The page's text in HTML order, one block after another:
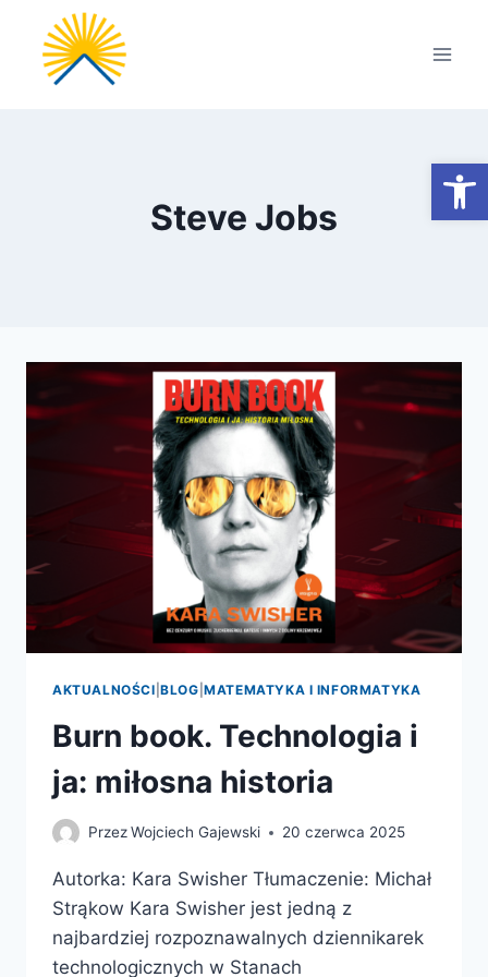
Przejdź
treści
Steve Jobs
AKTUALNOŚCI |BLOG |MATEMATYKA I INFORMATYKA
Burn book. Technologia i
ja: miłosna historia
PrzezWojciech Gajewski 20 czerwca 2025
Autorka: Kara Swisher Tłumaczenie: Michał
Strąkow Kara Swisher jest jedną z
najbardziej rozpoznawalnych dziennikarek
technologicznych w Stanach